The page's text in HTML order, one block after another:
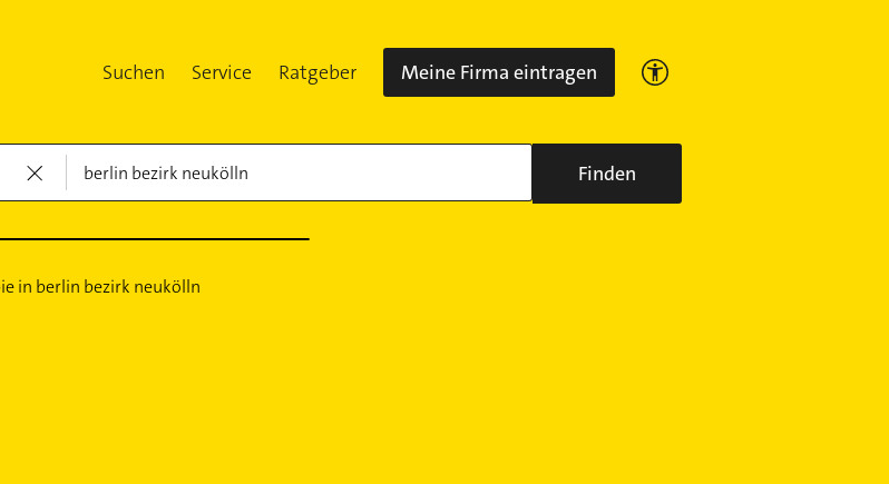
Suchen Service Ratgeber Meine Firma eintragen
Finden